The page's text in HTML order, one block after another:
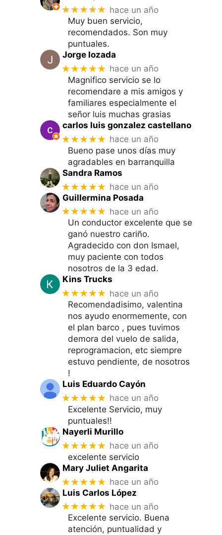
★★★★★ hace un año
Muy buen servicio,
recomendados. Son muy
puntuales.
Jorge lozada
★★★★★ hace un año
Magnifico servicio se lo
recomendare a mis amigos y
familiares especialmente el
señor luis muchas grasias
carlos luis gonzalez castellano
★★★★★ hace un año
Bueno pase unos días muy
agradables en barranquilla
Sandra Ramos
★★★★★ hace un año
Guillermina Posada
★★★★★ hace un año
Un conductor excelente que se
ganó nuestro cariño.
Agradecido con don Ismael,
muy paciente con todos
nosotros de la 3 edad.
Kins Trucks
★★★★★ hace un año
Recomendadisimo, valentina
nos ayudo enormemente, con
el plan barco , pues tuvimos
demora del vuelo de salida,
reprogramacion, etc siempre
estuvo pendiente, de nosotros
!
Luis Eduardo Cayón
★★★★★ hace un año
Excelente Servicio, muy
puntuales!!
Nayerli Murillo
★★★★★ hace un año
excelente servicio
Mary Juliet Angarita
★★★★★ hace un año
Luis Carlos López
★★★★★ hace un año
Excelente servicio. Buena
atención, puntualidad y